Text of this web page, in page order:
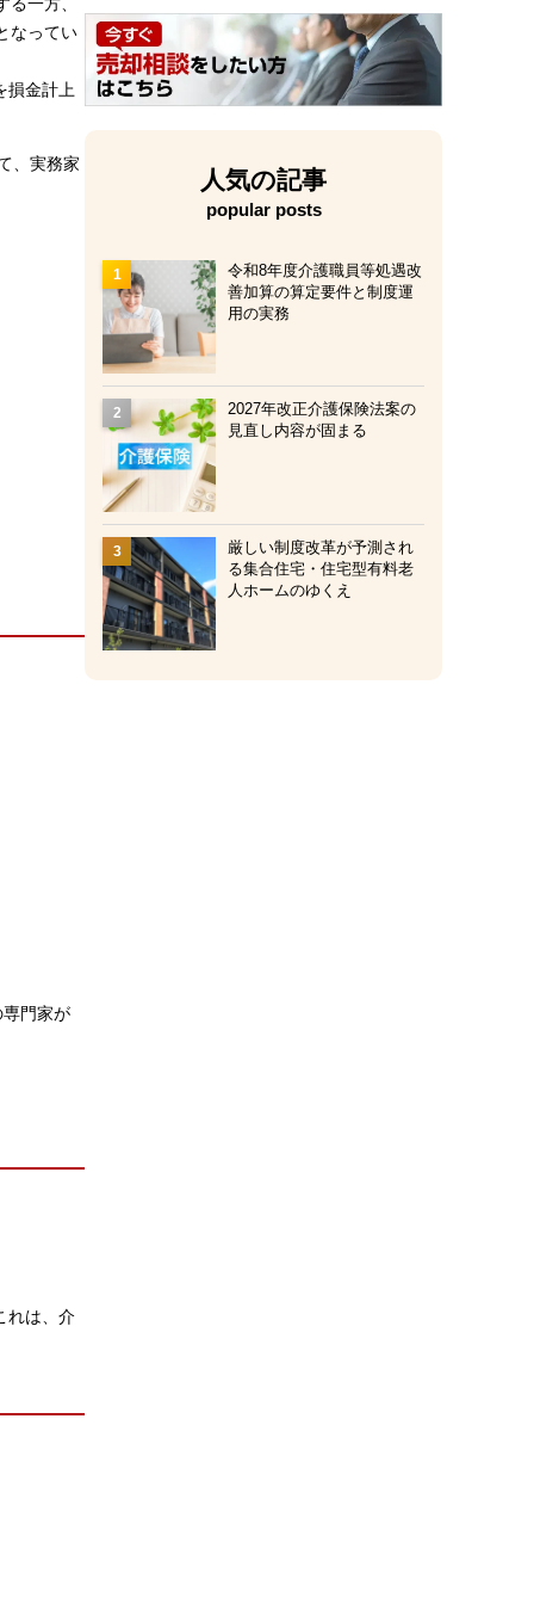
一方、
なってい
損金計上
、実務家
門家が
れは、介
人気の記事
popular posts
令和8年度介護職員等処遇改
善加算の算定要件と制度運
用の実務
2027年改正介護保険法案の
見直し内容が固まる
厳しい制度改革が予測され
る集合住宅・住宅型有料老
人ホームのゆくえ